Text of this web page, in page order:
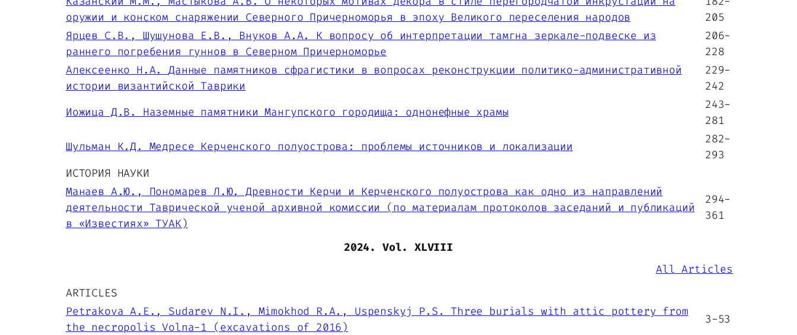
оружии и конском снаряжении Северного Причерноморья в эпоху Великого переселения народов
205
Ярцев С.В., Шушунова Е.В., Внуков А.А.
К вопросу об интерпретации тамгна зеркале-подвеске из
раннего погребения гуннов в Северном Причерноморье
206-
228
Алексеенко Н.А.Данные памятников сфрагистики в вопросах реконструкции политико-административной
истории византийской Таврики
229-
242
Иожица Д.В.
Наземные памятники Мангупского городища: однонефные храмы
243-
281
Шульман К.Д.
Медресе Керченского полуострова: проблемы источников и локализации
282-
293
ИСТОРИЯ НАУКИ
Манаев А.Ю., Пономарев Л.Ю.
Древности Керчи и Керченского полуострова как одно из направлений
деятельности Таврической ученой архивной комиссии (по материалам протоколов заседаний и публикаций
в «Известиях» ТУАК)
294-
361
2024. Vol. XLVIII
All Articles
ARTICLES
Petrakova A.E., Sudarev N.I., Mimokhod R.A., Uspenskyj P.S.Three burials with attic pottery from
the necropolis Volna-1 (excavations of 2016)
3-53